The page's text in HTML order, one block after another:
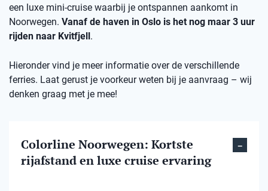
een luxe mini-cruise waarbij je ontspannen aankomt in
Noorwegen. Vanaf de haven in Oslo is het nog maar 3 uur
rijden naar Kvitfjell.
Hieronder vind je meer informatie over de verschillende
ferries. Laat gerust je voorkeur weten bij je aanvraag – wij
denken graag met je mee!
Colorline Noorwegen: Kortste
rijafstand en luxe cruise ervaring